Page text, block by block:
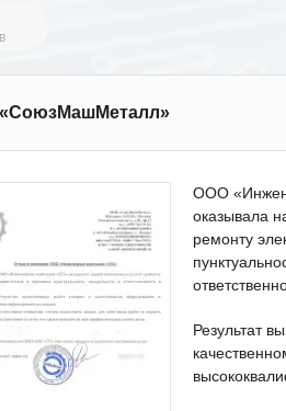
ООО
оказывала
ремонту
Результат